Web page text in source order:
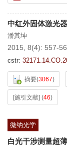
中红外固体激光
潘其坤
2015, 8(4): 557-
cstr:
摘要(3067)
[施引文献] (46)
微纳光学
白光干涉测量超